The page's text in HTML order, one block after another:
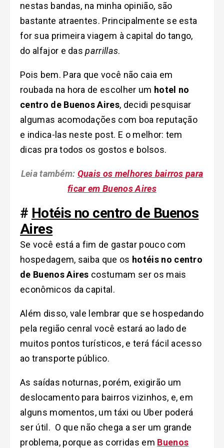
nestas bandas, na minha opinião, são
bastante atraentes. Principalmente se esta
for sua primeira viagem à capital do tango,
do alfajor e dasparrillas.
Pois bem. Para que você não caia em
roubada na hora de escolher um hotel no
centro de Buenos Aires, decidi pesquisar
algumas acomodações com boa reputação
e indica-las neste post. E o melhor: tem
dicas pra todos os gostos e bolsos.
Leia também: Quais os melhores bairros para
ficar em Buenos Aires
# Hotéis no centro de Buenos
Aires
Se você está a fim de gastar pouco com
hospedagem, saiba que os hotéis no centro
de Buenos Aires costumam ser os mais
econômicos da capital.
Além disso, vale lembrar que se hospedando
pela região cenral você estará ao lado de
muitos pontos turísticos, e terá fácil acesso
ao transporte público.
As saídas noturnas, porém, exigirão um
deslocamento para bairros vizinhos, e, em
alguns momentos, um táxi ou Uber poderá
ser útil. O que não chega a ser um grande
problema, porque as corridas em Buenos